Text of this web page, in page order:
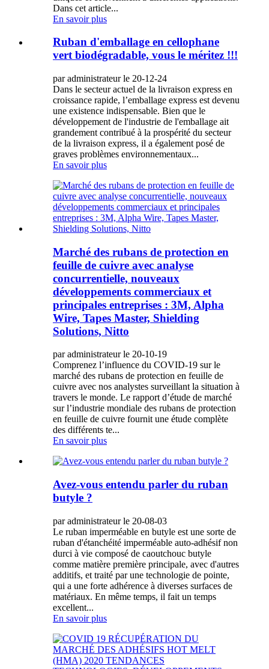
Dans cet article...
En savoir plus
Ruban d'emballage en cellophane
vert biodégradable, vous le méritez !!!
par administrateur le 20-12-24
Dans le secteur actuel de la livraison express en
croissance rapide, l’emballage express est devenu
une existence indispensable. Bien que le
développement de l'industrie de l'emballage ait
grandement contribué à la prospérité du secteur
de la livraison express, il a également posé de
graves problèmes environnementaux...
En savoir plus
Marché des rubans de protection en
feuille de cuivre avec analyse
concurrentielle, nouveaux
développements commerciaux et
principales entreprises : 3M, Alpha
Wire, Tapes Master, Shielding
Solutions, Nitto
par administrateur le 20-10-19
Comprenez l’influence du COVID-19 sur le
marché des rubans de protection en feuille de
cuivre avec nos analystes surveillant la situation à
travers le monde. Le rapport d’étude de marché
sur l’industrie mondiale des rubans de protection
en feuille de cuivre fournit une étude complète
des différents te...
En savoir plus
Avez-vous entendu parler du ruban
butyle ?
par administrateur le 20-08-03
Le ruban imperméable en butyle est une sorte de
ruban d'étanchéité imperméable auto-adhésif non
durci à vie composé de caoutchouc butyle
comme matière première principale, avec d'autres
additifs, et traité par une technologie de pointe,
qui a une forte adhérence à diverses surfaces de
matériaux. En même temps, il fait un temps
excellent...
En savoir plus